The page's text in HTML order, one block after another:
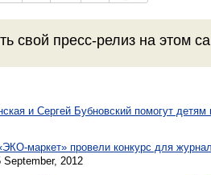
свой пресс-релиз на этом
и Сергей Бубновский помогут детям
маркет» провели конкурс для
September, 2012